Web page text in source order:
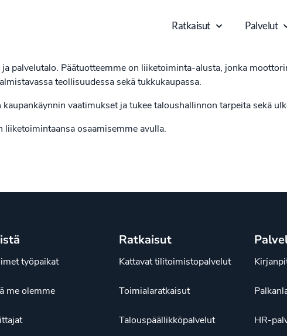
Ratkaisut Palvelut
palvelutalo. Päätuotteemme on liiketoiminta-alusta, jonka
teollisuudessa sekä tukkukaupassa.
vaatimukset ja tukee taloushallinnon tarpeita sekä
osaamisemme avulla.
työpaikat
me olemme
Ratkaisut
Kattavat tilitoimistopalvelut
Toimialaratkaisut
Talouspäällikköpalvelut HR-